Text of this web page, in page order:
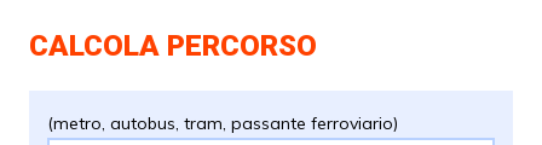
CALCOLA PERCORSO
(metro, autobus, tram, passante ferroviario)